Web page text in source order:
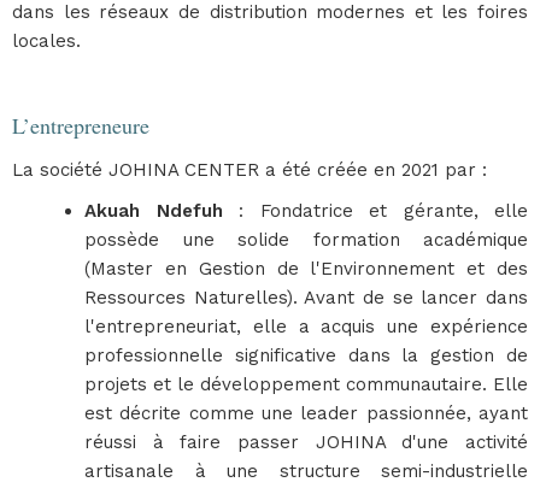
dans les réseaux de distribution modernes et les foires
locales.
L’entrepreneure
La société JOHINA CENTER a été créée en 2021 par :
Akuah Ndefuh : Fondatrice et gérante, elle
possède une solide formation académique
(Master en Gestion de l'Environnement et des
Ressources Naturelles). Avant de se lancer dans
l'entrepreneuriat, elle a acquis une expérience
professionnelle significative dans la gestion de
projets et le développement communautaire. Elle
est décrite comme une leader passionnée, ayant
réussi à faire passer JOHINA d'une activité
artisanale à une structure semi-industrielle